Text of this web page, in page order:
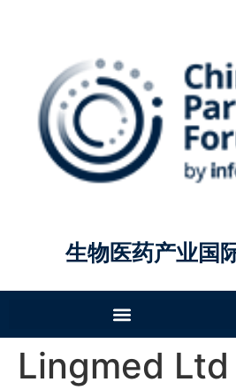
生物医药产业国
Lingmed Ltd